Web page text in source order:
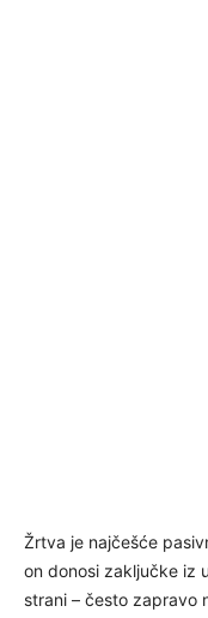
Žrtva je najčešće
on donosi zaključke iz
strani – često zapravo